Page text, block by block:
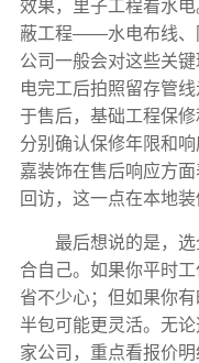
效果，里子工程看水
蔽工程——水电布线、
公司一般会对这些关
电完工后拍照留存管
于售后，基础工程保
分别确认保修年限和
嘉装饰在售后响应方
回访，这一点在本地
最后想说的是，
合自己。如果你平时
省不少心；但如果你
半包可能更灵活。无
家公司，重点看报价